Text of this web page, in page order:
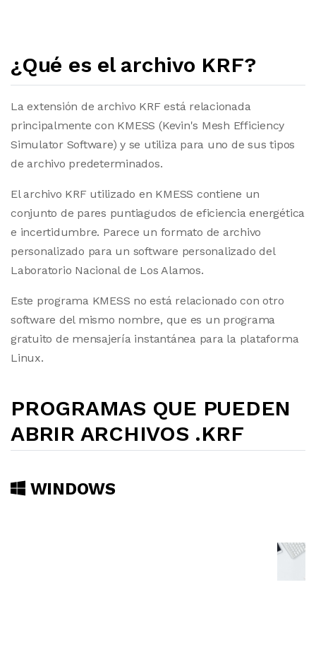
¿Qué es el archivo KRF?
La extensión de archivo KRF está relacionada
principalmente con KMESS (Kevin's Mesh Efficiency
Simulator Software) y se utiliza para uno de sus tipos
de archivo predeterminados.
El archivo KRF utilizado en KMESS contiene un
conjunto de pares puntiagudos de eficiencia energética
e incertidumbre. Parece un formato de archivo
personalizado para un software personalizado del
Laboratorio Nacional de Los Alamos.
Este programa KMESS no está relacionado con otro
software del mismo nombre, que es un programa
gratuito de mensajería instantánea para la plataforma
Linux.
PROGRAMAS QUE PUEDEN
ABRIR ARCHIVOS .KRF
WINDOWS